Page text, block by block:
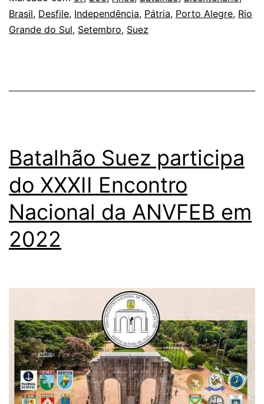
Brasil, Desfile, Independência, Pátria, Porto Alegre, Rio
Grande do Sul, Setembro, Suez
Batalhão Suez participa
do XXXII Encontro
Nacional da ANVFEB em
2022